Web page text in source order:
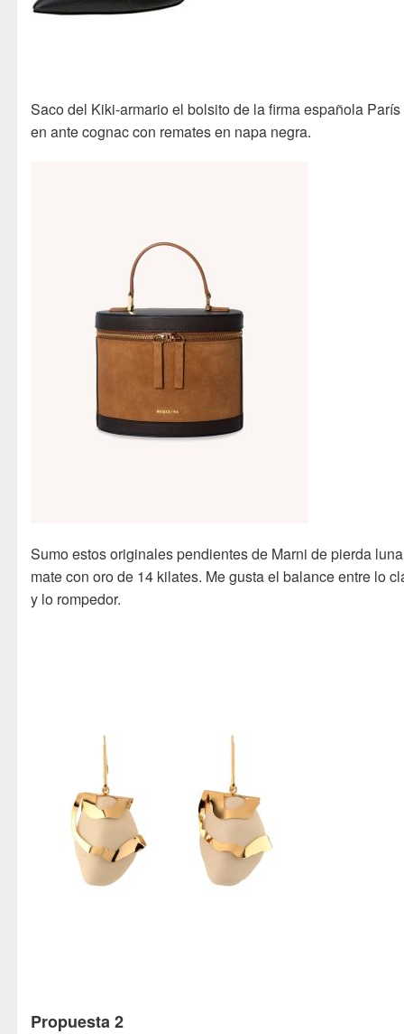
Saco del Kiki-armario el bolsito de la firma española
en ante cognac con remates en napa negra.
Sumo estos originales pendientes de Marni de pierda luna
mate con oro de 14 kilates. Me gusta el balance entre lo
y lo rompedor.
Propuesta 2